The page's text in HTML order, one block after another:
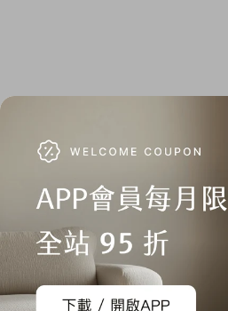
退貨須知
猶豫期的權益。 注意！猶豫期並非
贈品、保證書、原廠包裝及所有附
切勿缺漏任何配件、自行拆解檢查
廠外盒及原廠包裝都屬於商品的一